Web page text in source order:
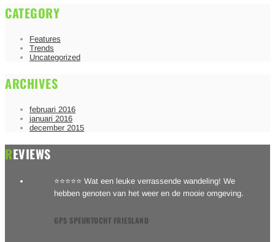
CATEGORY
Features
Trends
Uncategorized
ARCHIVES
februari 2016
januari 2016
december 2015
REVIEWS
⭐⭐⭐⭐⭐ Wat een leuke verrassende wandeling! We
hebben genoten van het weer en de mooie omgeving.
GPS SPEURTOCHT FRIESLAND